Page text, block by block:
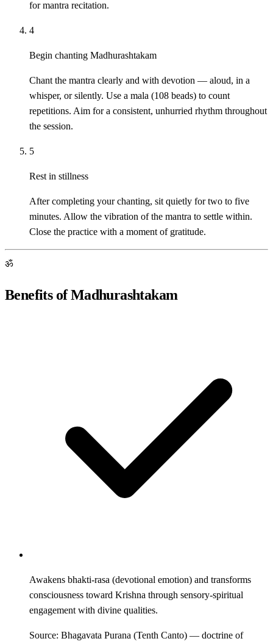
for mantra recitation.
4
Begin chanting Madhurashtakam
Chant the mantra clearly and with devotion — aloud, in a
whisper, or silently. Use a mala (108 beads) to count
repetitions. Aim for a consistent, unhurried rhythm throughout
the session.
5
Rest in stillness
After completing your chanting, sit quietly for two to five
minutes. Allow the vibration of the mantra to settle within.
Close the practice with a moment of gratitude.
ॐ
Benefits of Madhurashtakam
Awakens bhakti-rasa (devotional emotion) and transforms
consciousness toward Krishna through sensory-spiritual
engagement with divine qualities.
Source: Bhagavata Purana (Tenth Canto) — doctrine of